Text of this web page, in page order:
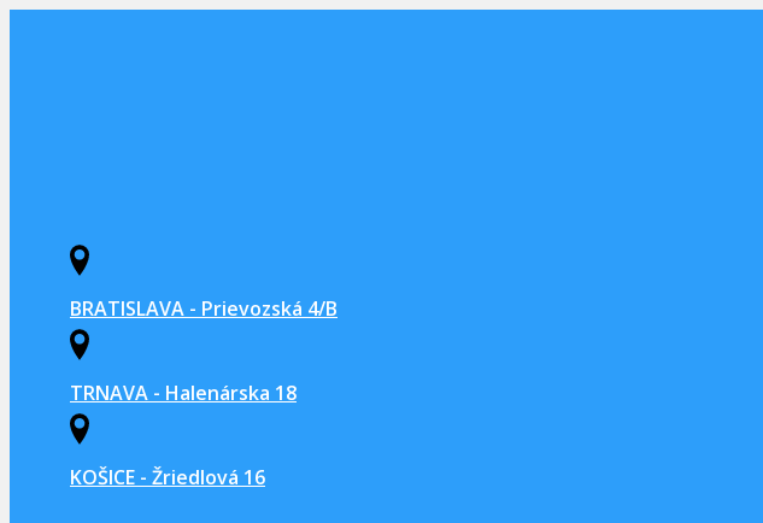
BRATISLAVA - Prievozská 4/B
TRNAVA - Halenárska 18
KOŠICE - Žriedlová 16